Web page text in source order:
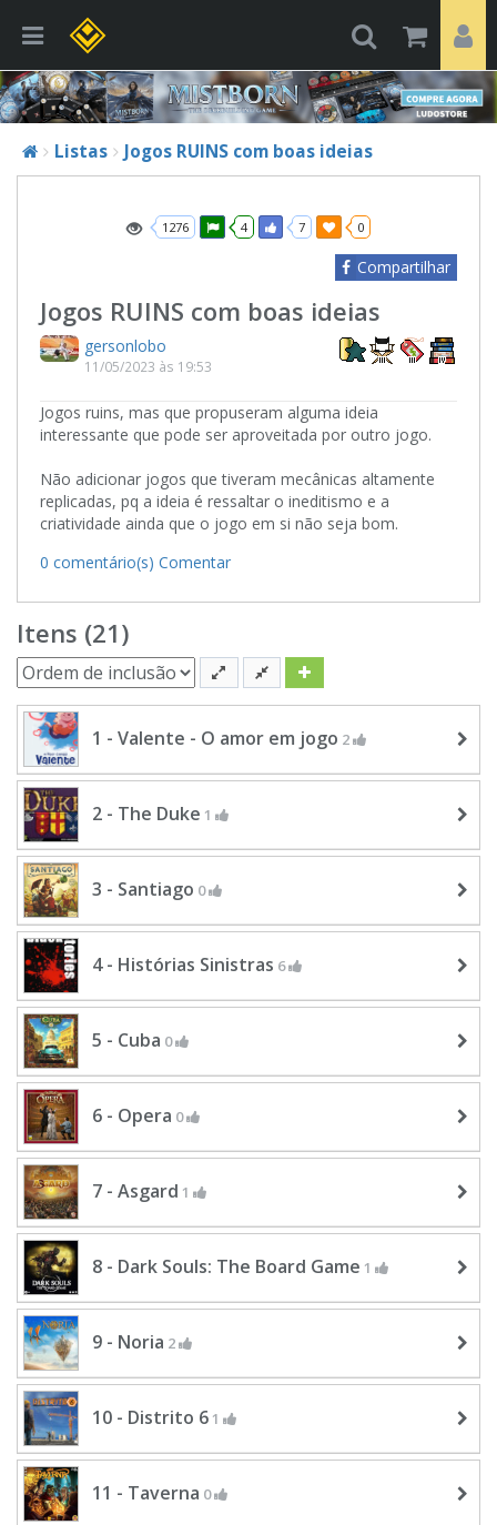
Listas Jogos RUINS com boas ideias
1276 4 7 0
Compartilhar
Jogos RUINS com boas ideias
gersonlobo
11/05/2023 às 19:53
Jogos ruins, mas que propuseram alguma ideia
interessante que pode ser aproveitada por outro jogo.
Não adicionar jogos que tiveram mecânicas altamente
replicadas, pq a ideia é ressaltar o ineditismo e a
criatividade ainda que o jogo em si não seja bom.
0 comentário(s) Comentar
Itens (21)
1 - Valente - O amor em jogo 2
2 - The Duke 1
3 - Santiago 0
4 - Histórias Sinistras 6
5 - Cuba 0
6 - Opera 0
7 - Asgard 1
8 - Dark Souls: The Board Game 1
9 - Noria 2
10 - Distrito 6 1
11 - Taverna 0